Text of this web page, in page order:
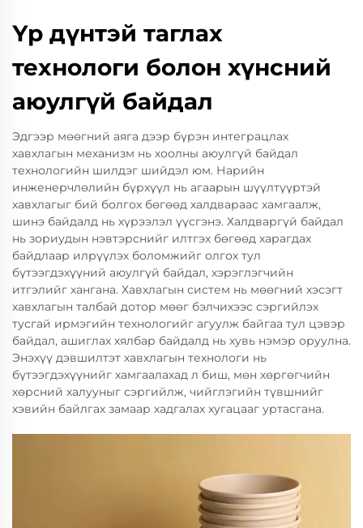
Үр дүнтэй таглах
технологи болон хүнсний
аюулгүй байдал
Эдгээр мөөгний аяга дээр бүрэн интеграцлах
хавхлагын механизм нь хоолны аюулгүй байдал
технологийн шилдэг шийдэл юм. Нарийн
инженерчлөлийн бүрхүүл нь агаарын шүүлтүүртэй
хавхлагыг бий болгох бөгөөд халдвараас хамгаалж,
шинэ байдалд нь хүрээлэл үүсгэнэ. Халдваргүй байдал
нь зориудын нэвтэрснийг илтгэх бөгөөд харагдах
байдлаар илрүүлэх боломжийг олгох тул
бүтээгдэхүүний аюулгүй байдал, хэрэглэгчийн
итгэлийг хангана. Хавхлагын систем нь мөөгний хэсэгт
хавхлагын талбай дотор мөөг бэлчихээс сэргийлэх
тусгай ирмэгийн технологийг агуулж байгаа тул цэвэр
байдал, ашиглах хялбар байдалд нь хувь нэмэр оруулна.
Энэхүү дэвшилтэт хавхлагын технологи нь
бүтээгдэхүүнийг хамгаалахад л биш, мөн хөргөгчийн
хөрсний халууныг сэргийлж, чийглэгийн түвшнийг
хэвийн байлгах замаар хадгалах хугацааг уртасгана.